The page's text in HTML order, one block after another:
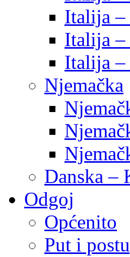
Italija –
Italija –
Italija –
Njemačka
Danska –
Odgoj
Općenito
Put i